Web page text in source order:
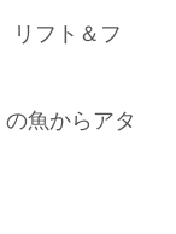
リフト＆フ
魚からアタ